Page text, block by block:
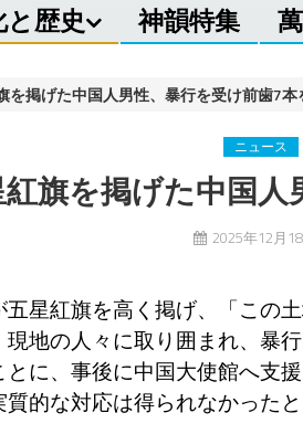
歴史 神韻特集
を掲げた中国人男性、暴行を受け前歯7本
ニュース
旗を掲げた中国
2025年12月
星紅旗を高く掲げ、「この
地の人々に取り囲まれ、暴
に、事後に中国大使館へ支
的な対応は得られなかったと